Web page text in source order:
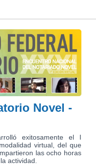
Novel -
exitosamente el I
virtual, del que
las ocho horas
actividad.